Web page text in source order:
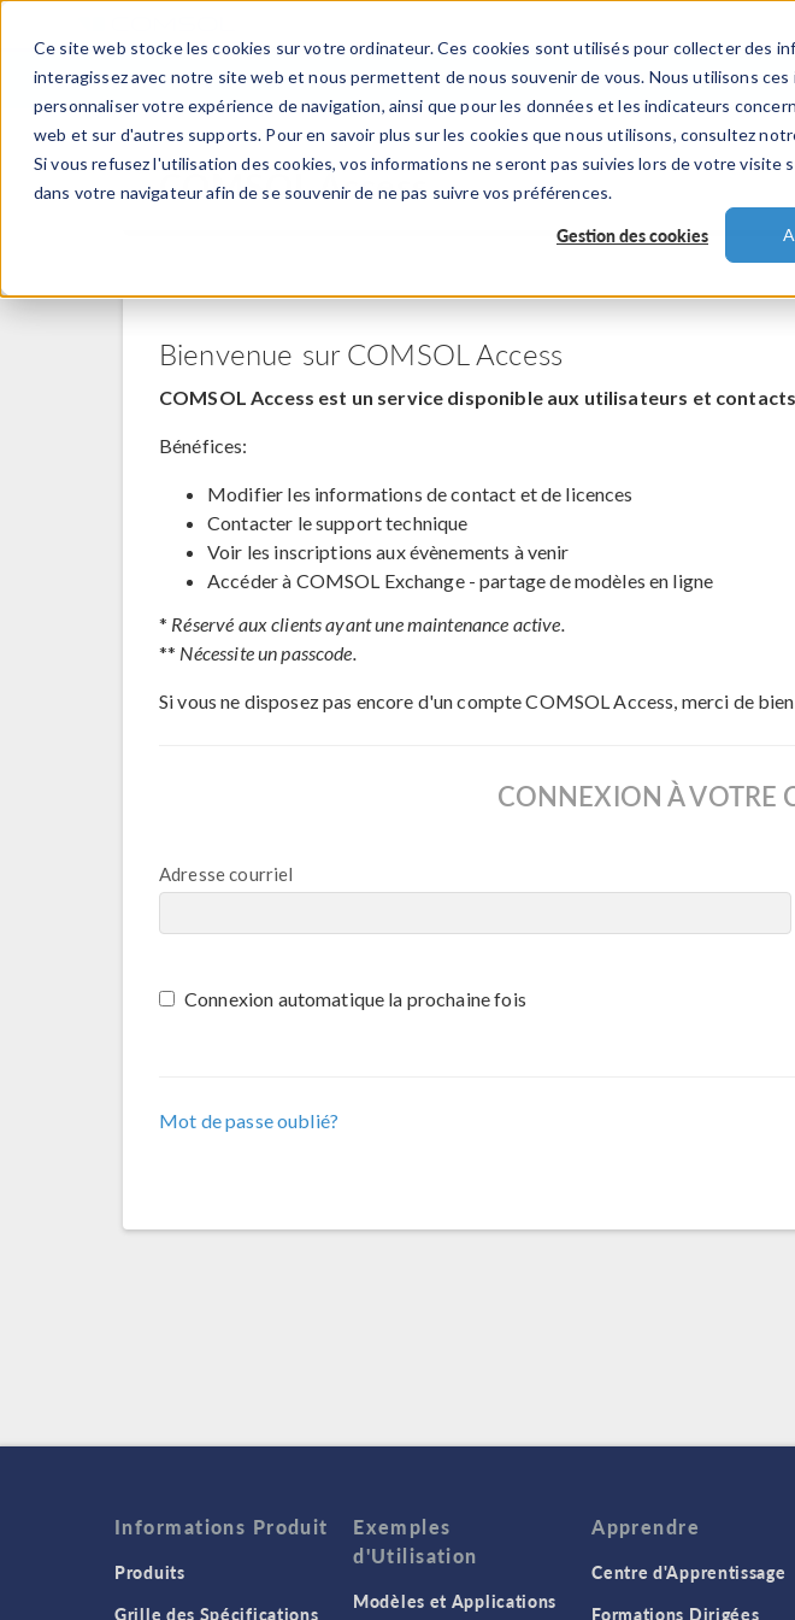
Ce site web stocke les cookies sur votre ordinateur. Ces cookies sont utilisés pour collecter des
interagissez avec notre site web et nous permettent de nous souvenir de vous. Nous utilisons
personnaliser votre expérience de navigation, ainsi que pour les données et les indicateurs
web et sur d'autres supports. Pour en savoir plus sur les cookies que nous utilisons, consultez
Si vous refusez l'utilisation des cookies, vos informations ne seront pas suivies lors de votre visite
dans votre navigateur afin de se souvenir de ne pas suivre vos préférences.
Gestion des cookies
PRODUITS INDUSTRIES
COMSOL Access
Bienvenue sur COMSOL Access
COMSOL Access est un service disponible aux utilisateurs et
Bénéfices:
Modifier les informations de contact et de licences
Contacter le support technique
Voir les inscriptions aux évènements à venir
Accéder à COMSOL Exchange - partage de modèles en ligne
* Réservé aux clients ayant une maintenance active.
** Nécessite un passcode.
Si vous ne disposez pas encore d'un compte COMSOL Access, merci de
CONNEXION À VOTRE
Adresse courriel
Connexion automatique la prochaine fois
Mot de passe oublié?
Informations Produit
Produits
Grille des Spécifications
Exemples
d'Utilisation
Modèles et Applications
Apprendre
Centre d'Apprentissage
Formations Dirigées